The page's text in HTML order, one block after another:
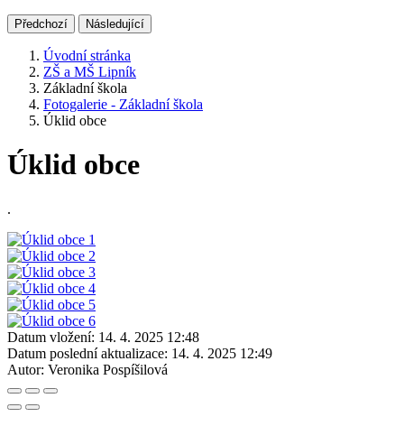
Předchozí Následující
Úvodní stránka
ZŠ a MŠ Lipník
Základní škola
Fotogalerie - Základní škola
Úklid obce
Úklid obce
.
Datum vložení: 14. 4. 2025 12:48
Datum poslední aktualizace: 14. 4. 2025 12:49
Autor: Veronika Pospíšilová